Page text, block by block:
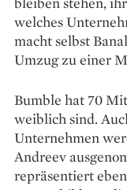
welches
macht selbst
Umzug zu einer
Bumble hat 70
weiblich sind.
Unternehmen
Andreev
repräsentiert